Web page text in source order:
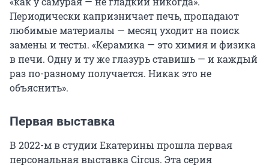
Периодически капризничает печь, пропадают
любимые материалы — месяц уходит на поиск
замены и тесты. «Керамика — это химия и физика
в печи. Одну и ту же глазурь ставишь — и каждый
раз по-разному получается. Никак это не
объяснить».
Первая выставка
В 2022-м в студии Екатерины прошла первая
персональная выставка Circus. Эта серия